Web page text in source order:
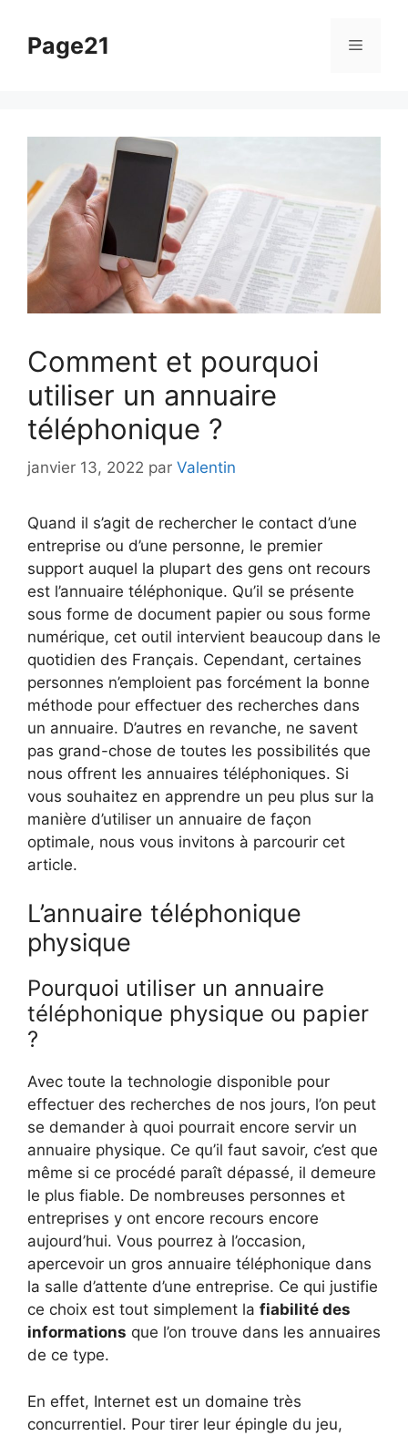
contenuPage21 Menu
Comment et pourquoi
utiliser un annuaire
téléphonique ?
janvier 13, 2022 par Valentin
Quand il s’agit de rechercher le contact d’une
entreprise ou d’une personne, le premier
support auquel la plupart des gens ont recours
est l’annuaire téléphonique. Qu’il se présente
sous forme de document papier ou sous forme
numérique, cet outil intervient beaucoup dans le
quotidien des Français. Cependant, certaines
personnes n’emploient pas forcément la bonne
méthode pour effectuer des recherches dans
un annuaire. D’autres en revanche, ne savent
pas grand-chose de toutes les possibilités que
nous offrent les annuaires téléphoniques. Si
vous souhaitez en apprendre un peu plus sur la
manière d’utiliser un annuaire de façon
optimale, nous vous invitons à parcourir cet
article.
L’annuaire téléphonique
physique
Pourquoi utiliser un annuaire
téléphonique physique ou papier
?
Avec toute la technologie disponible pour
effectuer des recherches de nos jours, l’on peut
se demander à quoi pourrait encore servir un
annuaire physique. Ce qu’il faut savoir, c’est que
même si ce procédé paraît dépassé, il demeure
le plus fiable. De nombreuses personnes et
entreprises y ont encore recours encore
aujourd’hui. Vous pourrez à l’occasion,
apercevoir un gros annuaire téléphonique dans
la salle d’attente d’une entreprise. Ce qui justifie
ce choix est tout simplement la fiabilité des
informations que l’on trouve dans les annuaires
de ce type.
En effet, Internet est un domaine très
concurrentiel. Pour tirer leur épingle du jeu,